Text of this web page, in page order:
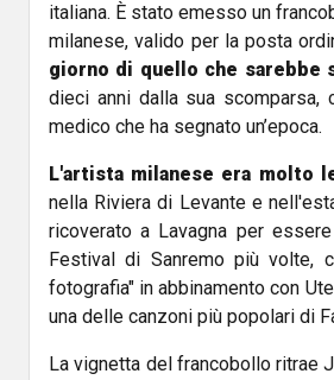
italiana. È stato emesso un
milanese, valido per la posta
giorno di quello che sarebbe
dieci anni dalla sua scomparsa,
medico che ha segnato un’epoca.
L'artista milanese era molto
nella Riviera di Levante e
ricoverato a Lavagna per
Festival di Sanremo più volte,
fotografia" in abbinamento con
una delle canzoni più popolari di
La vignetta del francobollo ritrae